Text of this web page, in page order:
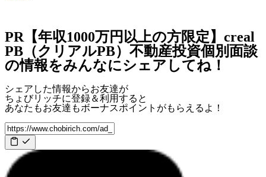
PR【年収1000万円以上の方限定】creal
PB（クリアルPB）不動産投資個別面談
の情報をみんなにシェアしてね！
シェアした情報からお友達が
ちょびリッチに登録＆利用すると
あなたもお友達もボーナスポイント がもらえるよ！